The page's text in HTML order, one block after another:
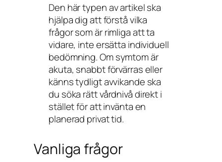
Den här typen av artikel ska
hjälpa dig att förstå vilka
frågor som är rimliga att ta
vidare, inte ersätta individuell
bedömning. Om symtom är
akuta, snabbt förvärras eller
känns tydligt avvikande ska
du söka rätt vårdnivå direkt i
stället för att invänta en
planerad privat tid.
Vanliga frågor